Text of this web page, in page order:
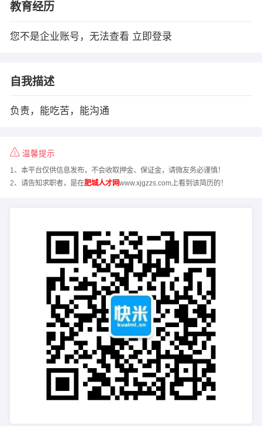
教育经历
您不是企业账号，无法查看 立即登录
自我描述
负责，能吃苦，能沟通
温馨提示
1、本平台仅供信息发布，不会收取押金、保证金，请微友务必谨慎！
2、请告知求职者，是在肥城人才网www.xjgzzs.com上看到该简历的！